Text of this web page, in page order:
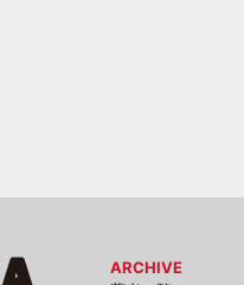
ARCHIVE